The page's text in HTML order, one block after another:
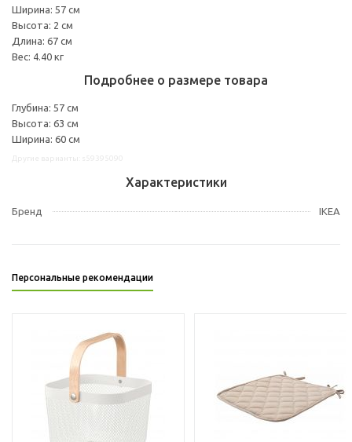
Ширина: 57 см
Высота: 2 см
Длина: 67 см
Вес: 4.40 кг
Подробнее о размере товара
Глубина: 57 см
Высота: 63 см
Ширина: 60 см
Характеристики
Бренд IKEA
Персональные рекомендации